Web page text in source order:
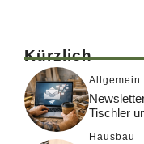
Kürzlich
Allgemein
Tischler
Hausbau